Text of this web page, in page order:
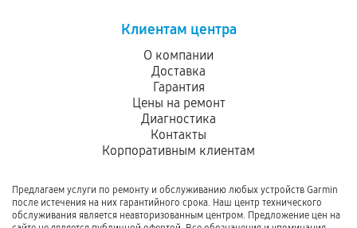
Клиентам центра
О компании
Доставка
Гарантия
Цены на ремонт
Диагностика
Контакты
Корпоративным клиентам
Предлагаем услуги по ремонту и обслуживанию любых устройств Garmin
после истечения на них гарантийного срока. Наш центр технического
обслуживания является неавторизованным центром. Предложение цен на